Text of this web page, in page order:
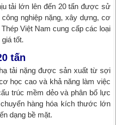
tải lớn lên đến 20 tấn được sử
nghiệp nặng, xây dựng, cơ
Việt Nam cung cấp các loại
tốt.
tấn
tải nặng được sản xuất từ sợi
học cao và khả năng làm việc
trúc mềm dẻo và phân bố lực
hàng hóa kích thước lớn
dạng bề mặt.